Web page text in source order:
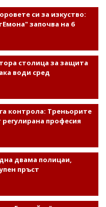
си за изкуство:
започва на 6
столица за защита
води сред
контрола: Треньорите
професия
двама полицаи,
пръст